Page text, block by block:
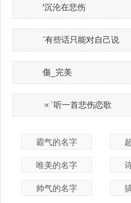
′沉沦在悲伤
‵有些话只能对自己说
傷_完美
∝ˋ听一首悲伤恋歌
霸气的名字
唯美的名字
帅气的名字